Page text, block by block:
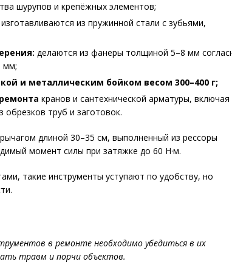
шурупов и крепёжных элементов;
из пружинной стали с зубьями,
делаются из фанеры толщиной 5–8 мм
мм;
и металлическим бойком весом 300–400 г;
кранов и сантехнической арматуры, включая
труб и заготовок.
длиной 30–35 см, выполненный из рессоры
момент силы при затяжке до 60 Н·м.
такие инструменты уступают по удобству, но
в ремонте необходимо убедиться в их
травм и порчи объектов.